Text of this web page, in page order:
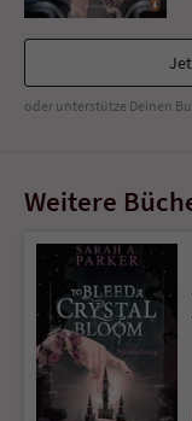
oder unterstütze Deinen
Weitere